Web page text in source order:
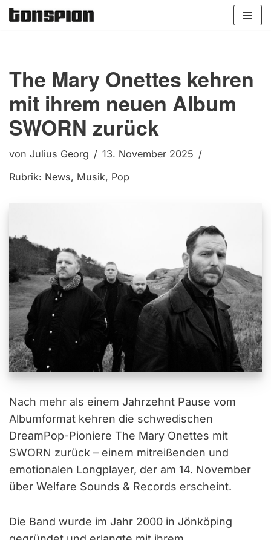
The Mary Onettes kehren
mit ihrem neuen Album
SWORN zurück
von Julius Georg
13. November 2025
Rubrik: News, Musik, Pop
Nach mehr als einem Jahrzehnt Pause vom
Albumformat kehren die schwedischen
DreamPop-Pioniere The Mary Onettes mit
SWORN zurück – einem mitreißenden und
emotionalen Longplayer, der am 14. November
über Welfare Sounds & Records erscheint.
Die Band wurde im Jahr 2000 in Jönköping